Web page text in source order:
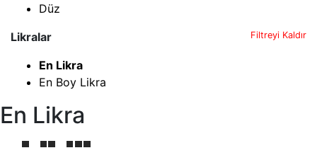
Düz
Likralar
Filtreyi Kaldır
En Likra
En Boy Likra
En Likra